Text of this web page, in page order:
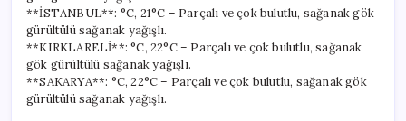
**İSTANBUL**: °C, 21°C – Parçalı ve çok bulutlu, sağanak gök
gürültülü sağanak yağışlı.
**KIRKLARELİ**: °C, 22°C – Parçalı ve çok bulutlu, sağanak
gök gürültülü sağanak yağışlı.
**SAKARYA**: °C, 22°C – Parçalı ve çok bulutlu, sağanak gök
gürültülü sağanak yağışlı.